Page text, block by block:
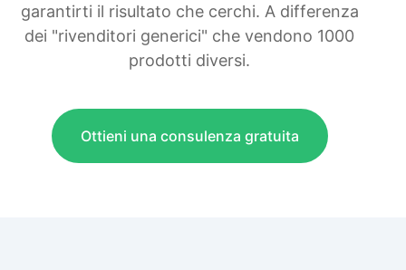
garantirti il risultato che cerchi. A differenza
dei "rivenditori generici" che vendono 1000
prodotti diversi.
Ottieni una consulenza gratuita